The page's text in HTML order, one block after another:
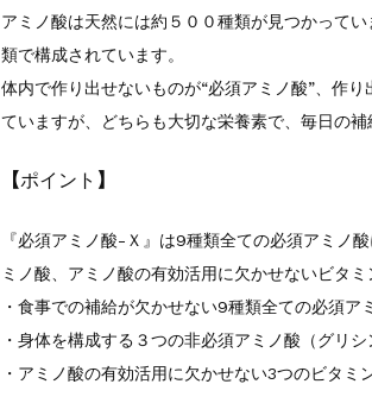
アミノ酸は天然には約５００種類が見つかって
類で構成されています。
体内で作り出せないものが“必須アミノ酸”、作
ていますが、どちらも大切な栄養素で、毎日の補
【ポイント 】
『必須アミノ酸-Ｘ』は9種類全ての必須アミノ
ミノ酸、アミノ酸の有効活用に欠かせないビタミ
・食事での補給が欠かせない9種類全ての必須ア
・身体を構成する３つの非必須アミノ酸（グリ
・アミノ酸の有効活用に欠かせない3つのビタミ